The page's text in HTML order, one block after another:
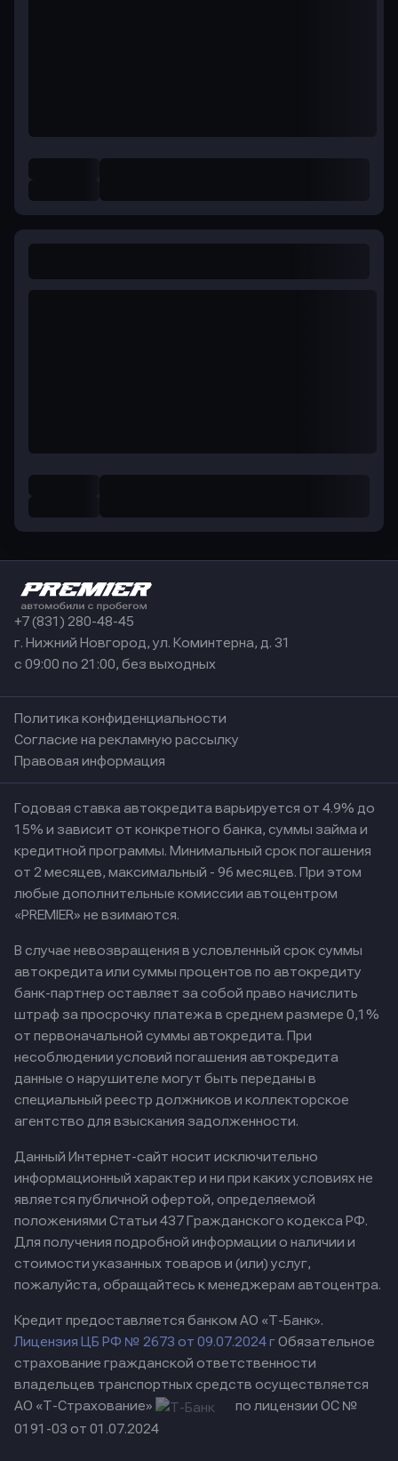
+7 (831) 280-48-45
г. Нижний Новгород, ул. Коминтерна, д. 31
с 09:00 по 21:00, без выходных
Политика конфиденциальности
Согласие на рекламную рассылку
Правовая информация
Годовая ставка автокредита варьируется от 4.9% до
15% и зависит от конкретного банка, суммы займа и
кредитной программы. Минимальный срок погашения
от 2 месяцев, максимальный - 96 месяцев. При этом
любые дополнительные комиссии автоцентром
«PREMIER» не взимаются.
В случае невозвращения в условленный срок суммы
автокредита или суммы процентов по автокредиту
банк-партнер оставляет за собой право начислить
штраф за просрочку платежа в среднем размере 0,1%
от первоначальной суммы автокредита. При
несоблюдении условий погашения автокредита
данные о нарушителе могут быть переданы в
специальный реестр должников и коллекторское
агентство для взыскания задолженности.
Данный Интернет-сайт носит исключительно
информационный характер и ни при каких условиях не
является публичной офертой, определяемой
положениями Статьи 437 Гражданского кодекса РФ.
Для получения подробной информации о наличии и
стоимости указанных товаров и (или) услуг,
пожалуйста, обращайтесь к менеджерам автоцентра.
Кредит предоставляется банком АО «Т-Банк».
Лицензия ЦБ РФ № 2673 от 09.07.2024 гОбязательное
страхование гражданской ответственности
владельцев транспортных средств осуществляется
АО «Т-Страхование»
по лицензии ОС №
0191-03 от 01.07.2024